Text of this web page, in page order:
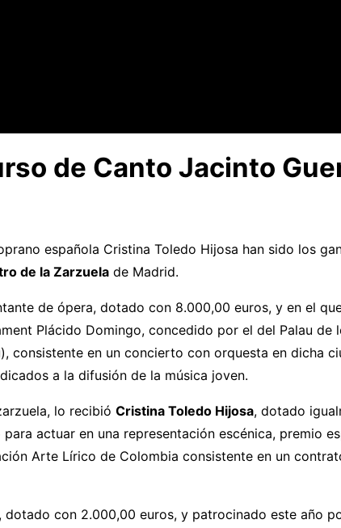
de Canto Jacinto
española Cristina Toledo Hijosa han sido los
de la Zarzuela de Madrid.
de ópera, dotado con 8.000,00 euros, y en el
Plácido Domingo, concedido por el del Palau
consistente en un concierto con orquesta en dicha
a la difusión de la música joven.
lo recibió Cristina Toledo Hijosa, dotado
actuar en una representación escénica, premio
Arte Lírico de Colombia consistente en un
dotado con 2.000,00 euros, y patrocinado este año